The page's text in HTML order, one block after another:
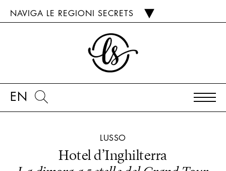
NAVIGA LE REGIONI SECRETS
EN
LUSSO
Hotel d’Inghilterra